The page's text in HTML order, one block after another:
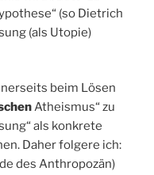
(so Dietrich
(als Utopie)
beim Lösen
Atheismus“ zu
als konkrete
Daher folgere ich:
des Anthropozän)